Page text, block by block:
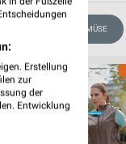
OBST & GEMÜSE
Erstellung
zur
der
Entwicklung